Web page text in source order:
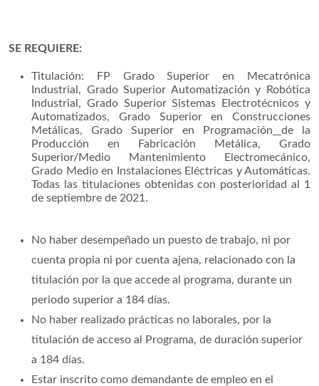
SE REQUIERE:
Titulación: FP Grado Superior en Mecatrónica
Industrial, Grado Superior Automatización y Robótica
Industrial, Grado Superior Sistemas Electrotécnicos y
Automatizados, Grado Superior en Construcciones
Metálicas, Grado Superior en Programación
de la
Producción en Fabricación Metálica, Grado
Superior/Medio Mantenimiento Electromecánico,
Grado Medio en Instalaciones Eléctricas y Automáticas.
Todas las titulaciones obtenidas con posterioridad al 1
de septiembre de 2021.
No haber desempeñado un puesto de trabajo, ni por
cuenta propia ni por cuenta ajena, relacionado con la
titulación por la que accede al programa, durante un
periodo superior a 184 días.
No haber realizado prácticas no laborales, por la
titulación de acceso al Programa, de duración superior
a 184 días.
Estar inscrito como demandante de empleo en el